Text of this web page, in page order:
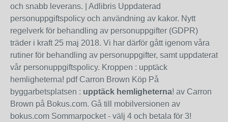
och snabb leverans. | Adlibris Uppdaterad
personuppgiftspolicy och användning av kakor. Nytt
regelverk för behandling av personuppgifter (GDPR)
träder i kraft 25 maj 2018. Vi har därför gått igenom våra
rutiner för behandling av personuppgifter, samt uppdaterat
vår personuppgiftspolicy. Kroppen : upptäck
hemligheterna! pdf Carron Brown Köp På
byggarbetsplatsen : upptäck hemligheterna! av Carron
Brown på Bokus.com. Gå till mobilversionen av
bokus.com Sommarpocket - välj 4 och betala för 3!